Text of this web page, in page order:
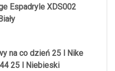
Espadryle XDS002
na co dzień 25 l Nike
25 l Niebieski